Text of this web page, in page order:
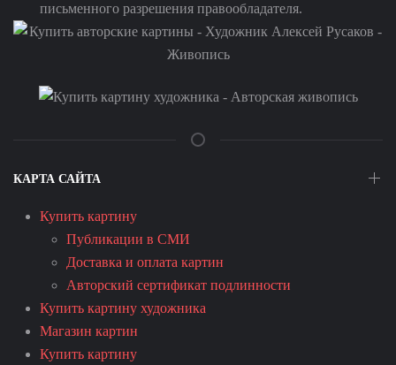
письменного разрешения правообладателя.
КАРТА САЙТА
Купить картину
Публикации в СМИ
Доставка и оплата картин
Авторский сертификат подлинности
Купить картину художника
Магазин картин
Купить картину